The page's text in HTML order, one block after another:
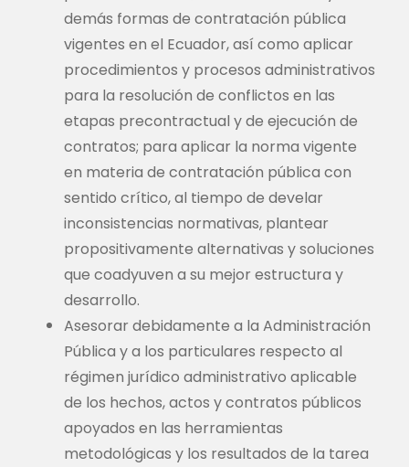
demás formas de contratación pública
vigentes en el Ecuador, así como aplicar
procedimientos y procesos administrativos
para la resolución de conflictos en las
etapas precontractual y de ejecución de
contratos; para aplicar la norma vigente
en materia de contratación pública con
sentido crítico, al tiempo de develar
inconsistencias normativas, plantear
propositivamente alternativas y soluciones
que coadyuven a su mejor estructura y
desarrollo.
Asesorar debidamente a la Administración
Pública y a los particulares respecto al
régimen jurídico administrativo aplicable
de los hechos, actos y contratos públicos
apoyados en las herramientas
metodológicas y los resultados de la tarea